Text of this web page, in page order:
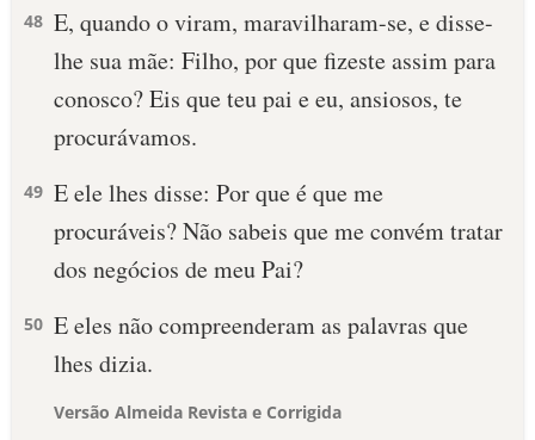
48 E, quando o viram, maravilharam-se, e disse-
lhe sua mãe: Filho, por que fizeste assim para
conosco? Eis que teu pai e eu, ansiosos, te
procurávamos.
49 E ele lhes disse: Por que é que me
procuráveis? Não sabeis que me convém tratar
dos negócios de meu Pai?
50 E eles não compreenderam as palavras que
lhes dizia.
Versão Almeida Revista e Corrigida